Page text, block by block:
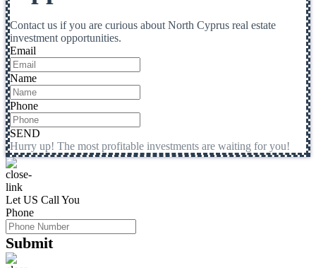
Contact us if you are curious about North Cyprus real estate
investment opportunities.
Email
Name
Phone
SEND
Hurry up! The most profitable investments are waiting for you!
Let US Call You
Phone
Submit